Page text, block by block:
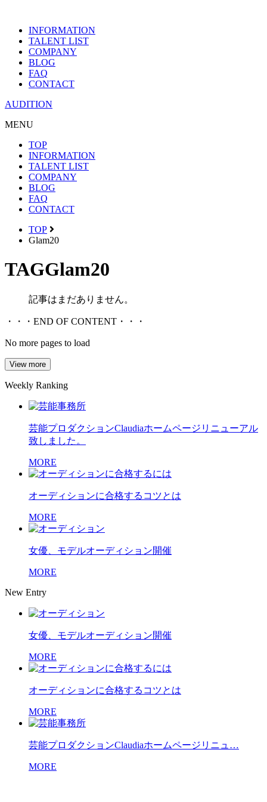
INFORMATION
TALENT LIST
COMPANY
BLOG
FAQ
CONTACT
AUDITION
MENU
TOP
INFORMATION
TALENT LIST
COMPANY
BLOG
FAQ
CONTACT
TOP
Glam20
TAGGlam20
記事はまだありません。
・・・END OF CONTENT・・・
No more pages to load
View more
Weekly Ranking
芸能プロダクションClaudiaホームページリニューアル
致しました。
MORE
オーディションに合格するコツとは
MORE
女優、モデルオーディション開催
MORE
New Entry
女優、モデルオーディション開催
MORE
オーディションに合格するコツとは
MORE
芸能プロダクションClaudiaホームページリニュ…
MORE